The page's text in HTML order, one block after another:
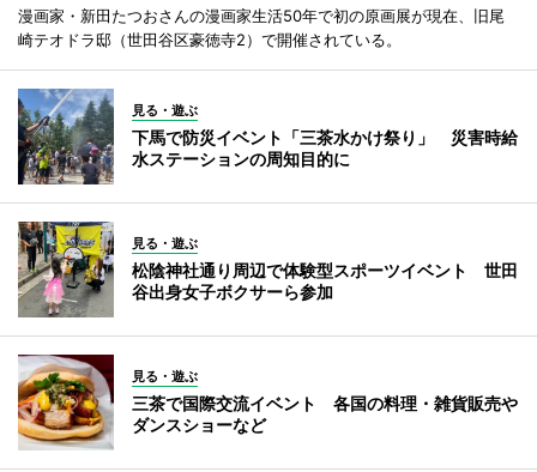
漫画家・新田たつおさんの漫画家生活50年で初の原画展が現在、旧尾
崎テオドラ邸（世田谷区豪徳寺2）で開催されている。
見る・遊ぶ
下馬で防災イベント「三茶水かけ祭り」 災害時給
水ステーションの周知目的に
見る・遊ぶ
松陰神社通り周辺で体験型スポーツイベント 世田
谷出身女子ボクサーら参加
見る・遊ぶ
三茶で国際交流イベント 各国の料理・雑貨販売や
ダンスショーなど